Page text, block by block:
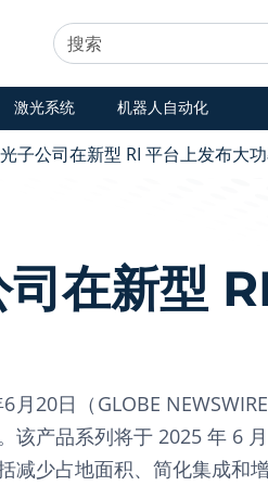
激光系统 机器人自动化
子公司在新型 RI 平台上发布大
在新型
月20日（GLOBE
该产品系列将于 2025 年 6
减少占地面积、简化集成和